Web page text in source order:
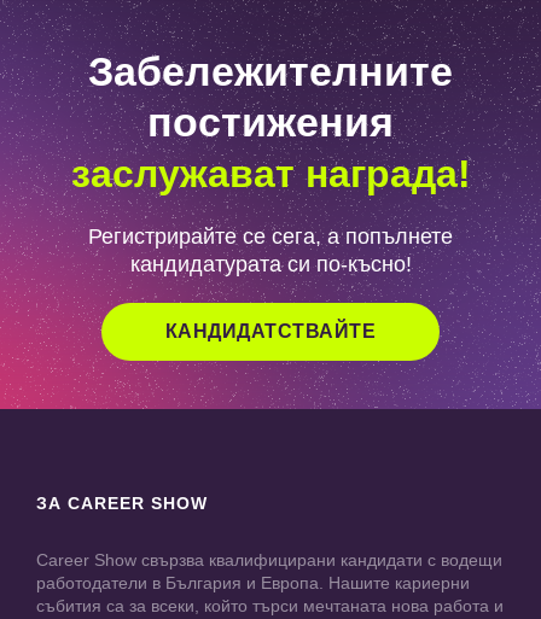
Забележителните
постижения
заслужават награда!
Регистрирайте се сега, а попълнете
кандидатурата си по-късно!
КАНДИДАТСТВАЙТЕ
ЗА CAREER SHOW
Career Show свързва квалифицирани кандидати с водещи
работодатели в България и Европа. Нашите кариерни
събития са за всеки, който търси мечтаната нова работа и